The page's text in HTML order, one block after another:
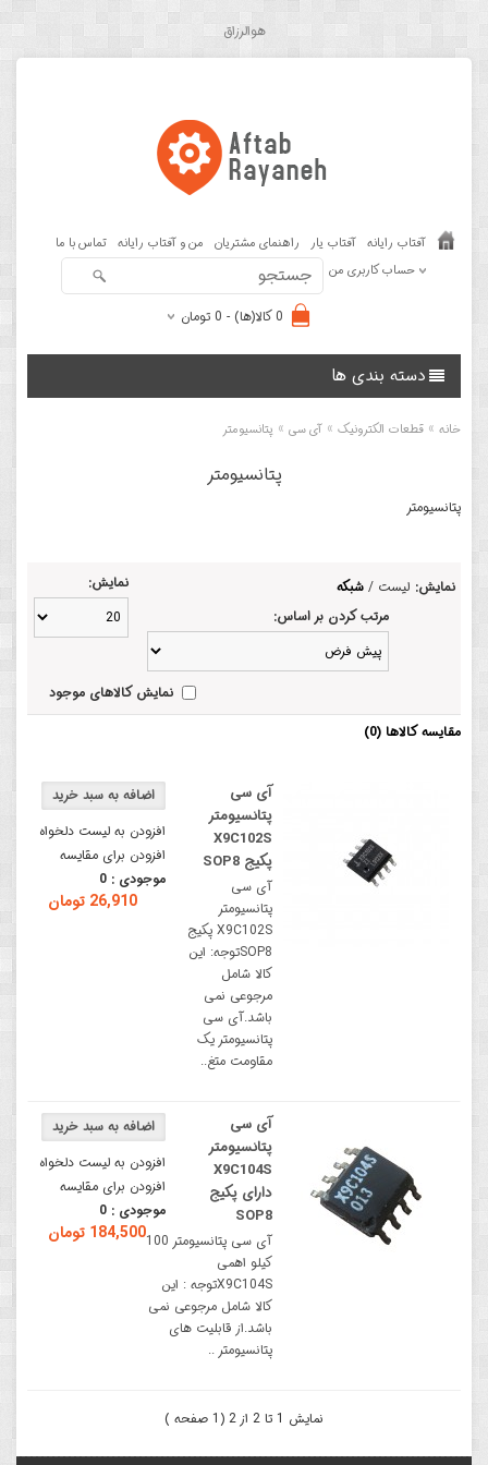
هوالرزاق
آفتاب رایانه آفتاب یار راهنمای مشتریان من و آفتاب رایانه تماس با ما
حساب کاربری من
0 کالا(ها) - 0 تومان
دسته بندی ها
خانه » قطعات الکترونیک » آی سی » پتانسیومتر
پتانسیومتر
پتانسیومتر
نمایش: لیست / شبکه
نمایش:
مرتب کردن بر اساس:
نمایش کالاهای موجود
مقایسه کالاها (0)
افزودن به لیست دلخواه
افزودن برای مقایسه
موجودی : 0
26,910 تومان
آی سی
پتانسیومتر
X9C102S
پکیج SOP8
آی سی
پتانسیومتر
X9C102S پکیج
SOP8توجه: این
کالا شامل
مرجوعی نمی
باشد.آی سی
پتانسیومتر یک
مقاومت متغ..
افزودن به لیست دلخواه
افزودن برای مقایسه
موجودی : 0
184,500 تومان
آی سی
پتانسیومتر
X9C104S
دارای پکیج
SOP8
آی سی پتانسیومتر 100
کیلو اهمی
X9C104Sتوجه : این
کالا شامل مرجوعی نمی
باشد.از قابلیت های
پتانسیومتر ..
نمایش 1 تا 2 از 2 (1 صفحه )